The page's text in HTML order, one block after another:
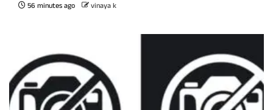
56 minutes ago vinaya k